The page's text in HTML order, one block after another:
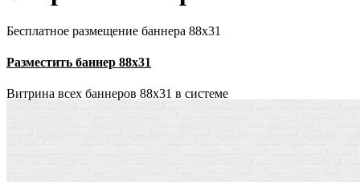
Бесплатное размещение баннера 88х31
Разместить баннер 88х31
Витрина всех баннеров 88x31 в системе